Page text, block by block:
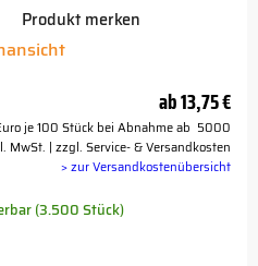
Platzhalter
Produkt merken
ab13,75 €
je 100 Stück bei Abnahme ab 5000
MwSt. | zzgl. Service- & Versandkosten
> zur Versandkostenübersicht
(3.500 Stück)